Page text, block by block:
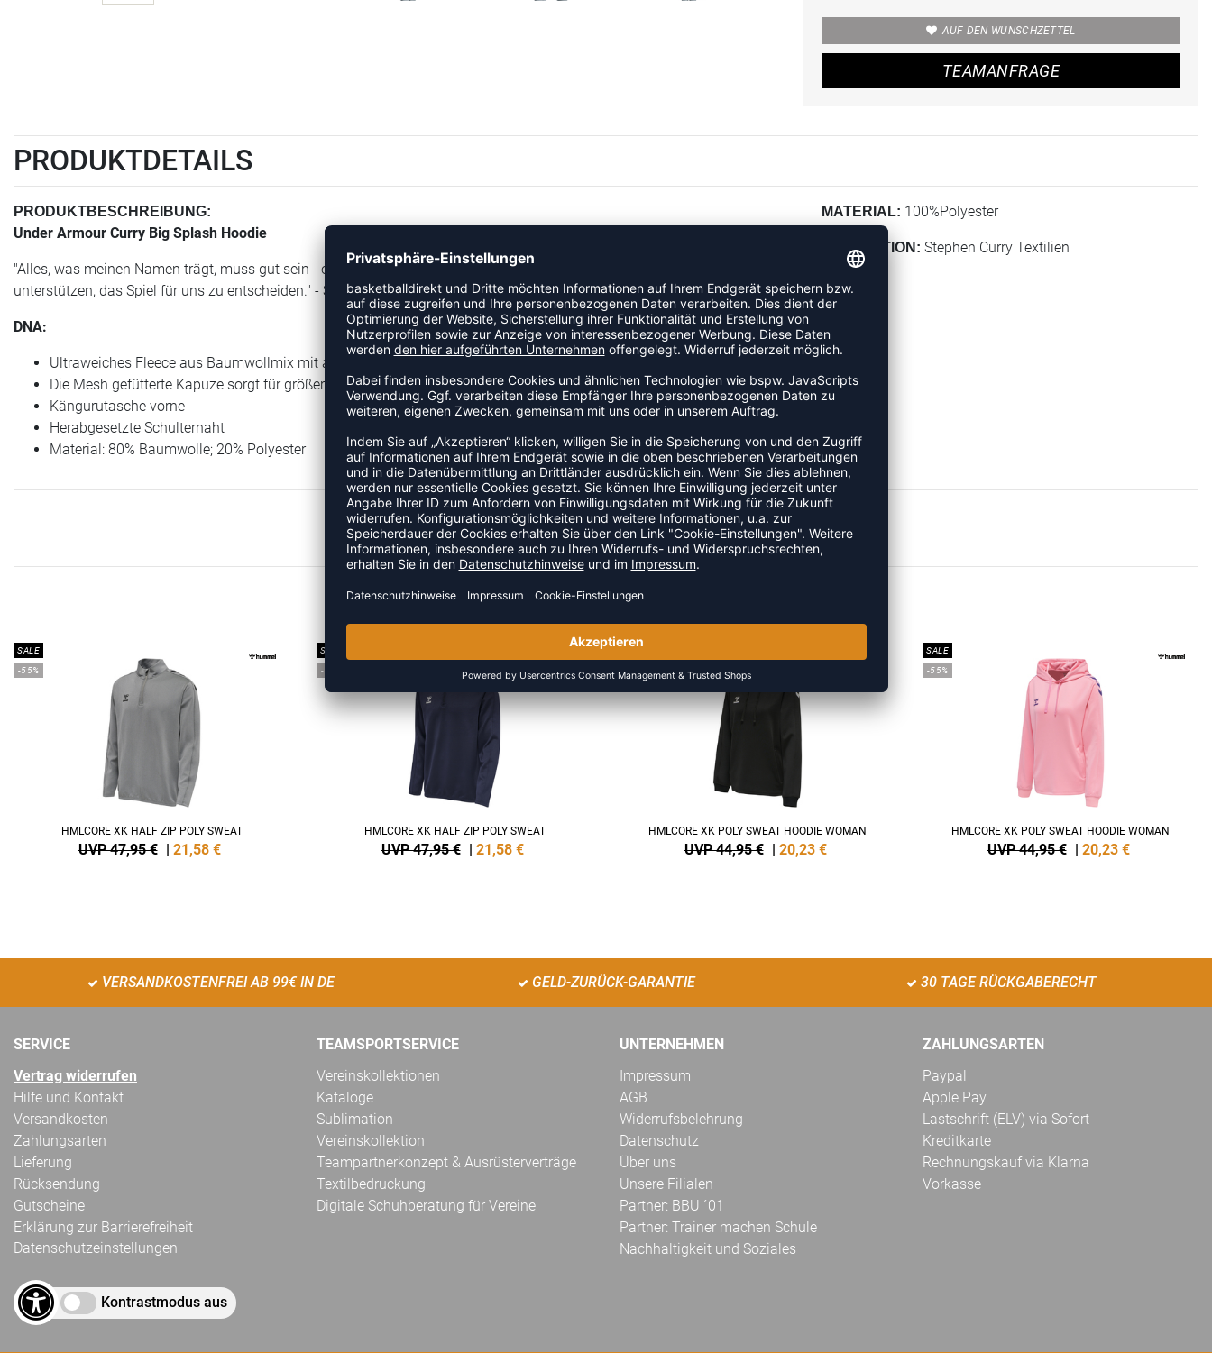
AUF DEN WUNSCHZETTEL
TEAMANFRAGE
PRODUKTDETAILS
PRODUKTBESCHREIBUNG:
Under Armour Curry Big Splash Hoodie
"Alles, was meinen Namen trägt, muss gut sein - es muss die Spieler auf dem Feld und uns bei unserer Aufgabe
unterstützen, das Spiel für uns zu entscheiden." - Stephen Curry.
DNA:
Ultraweiches Fleece aus Baumwollmix mit aufgerauter Innenseite für extrawarmen Tragekomfort
Die Mesh gefütterte Kapuze sorgt für größere Atmungsaktivität
Kängurutasche vorne
Herabgesetzte Schulternaht
Material: 80% Baumwolle; 20% Polyester
MATERIAL: 100%Polyester
KOLLEKTION: Stephen Curry Textilien
ZULETZT ANGESEHEN
MEHR AUS DER KATEGORIE HOODIES
SALE
-55%
HMLCORE XK HALF ZIP POLY SWEAT
UVP 47,95 € 21,58 €
SALE
-55%
HMLCORE XK HALF ZIP POLY SWEAT
UVP 47,95 € 21,58 €
SALE
-55%
HMLCORE XK POLY SWEAT HOODIE WOMAN
UVP 44,95 € 20,23 €
SALE
-55%
HMLCORE XK POLY SWEAT HOODIE WOMAN
UVP 44,95 € 20,23 €
VERSANDKOSTENFREI AB 99€ IN DE GELD-ZURÜCK-GARANTIE 30 TAGE RÜCKGABERECHT
SERVICE
Vertrag widerrufen
Hilfe und Kontakt
Versandkosten
Zahlungsarten
Lieferung
Rücksendung
Gutscheine
Erklärung zur Barrierefreiheit
Datenschutzeinstellungen
Kontrastmodus aus
TEAMSPORTSERVICE
Vereinskollektionen
Kataloge
Sublimation
Vereinskollektion
Teampartnerkonzept & Ausrüsterverträge
Textilbedruckung
Digitale Schuhberatung für Vereine
UNTERNEHMEN
Impressum
AGB
Widerrufsbelehrung
Datenschutz
Über uns
Unsere Filialen
Partner: BBU ´01
Partner: Trainer machen Schule
Nachhaltigkeit und Soziales
ZAHLUNGSARTEN
Paypal
Apple Pay
Lastschrift (ELV) via Sofort
Kreditkarte
Rechnungskauf via Klarna
Vorkasse